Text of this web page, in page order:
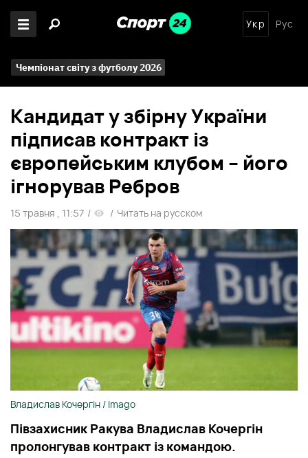
Укр Рус
Чемпіонат світу з футболу 2026
Кандидат у збірну України
підписав контракт із
європейським клубом – його
ігнорував Ребров
15 травня , 11:57 / / Читать на русском
Владислав Кочергін / Imago
Півзахисник Ракува Владислав Кочергін
пролонгував контракт із командою.